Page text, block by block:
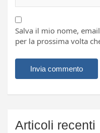
Salva il mio nome,
per la prossima volta
Articoli recenti